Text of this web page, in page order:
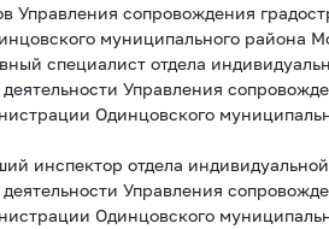
Управления сопровождения
муниципального района
специалист отдела
Управления
Одинцовского
инспектор отдела
Управления
Одинцовского